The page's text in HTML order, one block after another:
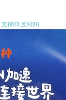
支持[0] 反对[0]
支持[0] 反对